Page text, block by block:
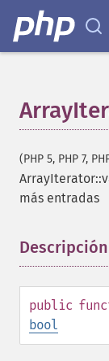
(PHP 5, PHP 7,
más entradas
Descripción
public
bool